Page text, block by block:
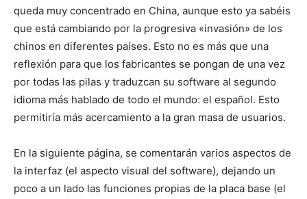
queda muy concentrado en China, aunque esto ya sabéis
que está cambiando por la progresiva «invasión» de los
chinos en diferentes países. Esto no es más que una
reflexión para que los fabricantes se pongan de una vez
por todas las pilas y traduzcan su software al segundo
idioma más hablado de todo el mundo: el español. Esto
permitiría más acercamiento a la gran masa de usuarios.
En la siguiente página, se comentarán varios aspectos de
la interfaz (el aspecto visual del software), dejando un
poco a un lado las funciones propias de la placa base (el